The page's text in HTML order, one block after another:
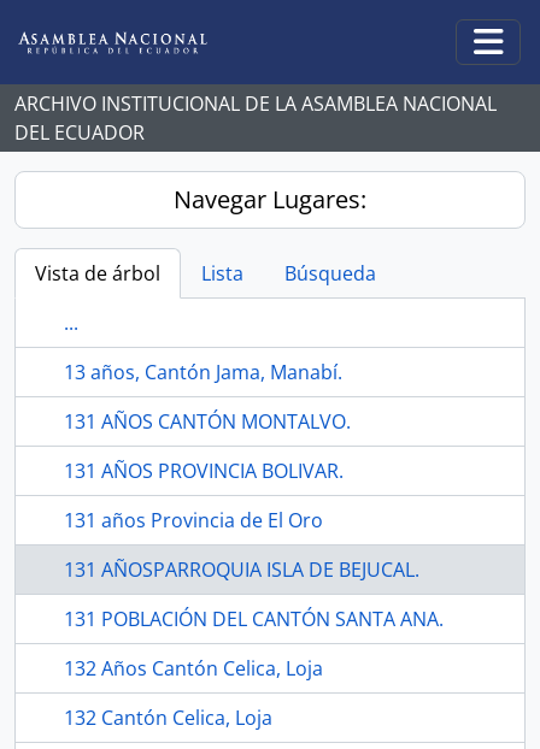
ARCHIVO INSTITUCIONAL DE LA ASAMBLEA NACIONAL
DEL ECUADOR
Navegar Lugares:
Vista de árbol Lista
Búsqueda
...
13 años, Cantón Jama, Manabí.
131 AÑOS CANTÓN MONTALVO.
131 AÑOS PROVINCIA BOLIVAR.
131 años Provincia de El Oro
131 AÑOSPARROQUIA ISLA DE BEJUCAL.
131 POBLACIÓN DEL CANTÓN SANTA ANA.
132 Años Cantón Celica, Loja
132 Cantón Celica, Loja